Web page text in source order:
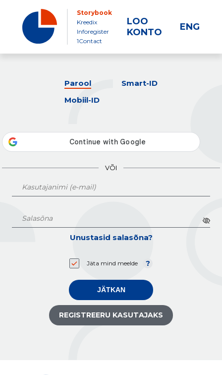
Storybook
Kreedix
Inforegister
1Contact
LOO
KONTO
ENG
Parool
Smart-ID
Mobiil-ID
VÕI
Unustasid salasõna?
Jäta mind meelde
JÄTKAN
REGISTREERU KASUTAJAKS